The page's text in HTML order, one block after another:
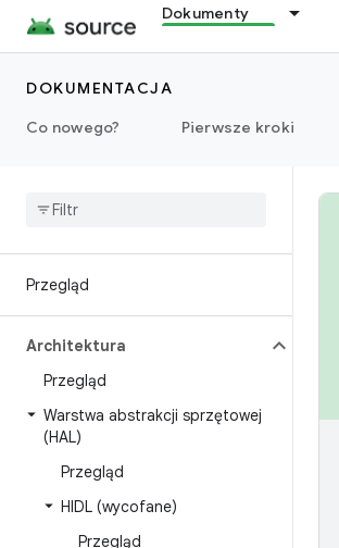
Dokumenty
DOKUMENTACJA
Co nowego?
Pierwsze kroki
Przegląd
Architektura
Przegląd
Warstwa abstrakcji sprzętowej
(HAL)
Przegląd
HIDL (wycofane)
Przegląd